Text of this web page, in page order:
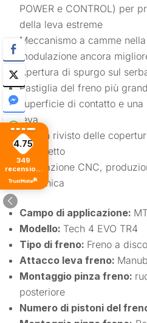
POWER e CONTROL) per
della leva estreme
Meccanismo a camme
modulazione ancora
Apertura di spurgo sul
Pastiglia del freno più
superficie di contatto e
leva
design rivisto delle
più stretto
Lavorazione CNC,
britannica
Campo di applicazione:
Modello: Tech 4 EVO TR4
Tipo di freno: Freno a
Attacco leva freno:
Montaggio pinza freno:
posteriore
Numero di pistoni del
4.75
349
recensioni
di tutti i
tempi